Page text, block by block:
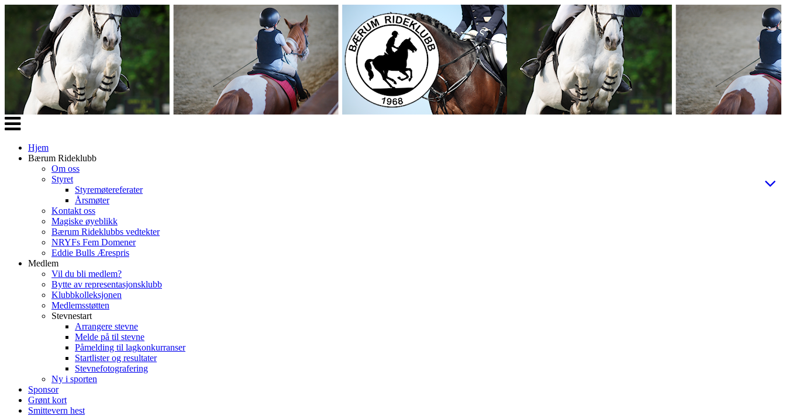
Veksle
navigasjon
Hjem
Bærum Rideklubb
Om oss
Styret
Styremøtereferater
Årsmøter
Kontakt oss
Magiske øyeblikk
Bærum Rideklubbs vedtekter
NRYFs Fem Domener
Eddie Bulls Ærespris
Medlem
Vil du bli medlem?
Bytte av representasjonsklubb
Klubbkolleksjonen
Medlemsstøtten
Stevnestart
Arrangere stevne
Melde på til stevne
Påmelding til lagkonkurranser
Startlister og resultater
Stevnefotografering
Ny i sporten
Sponsor
Grønt kort
Smittevern hest